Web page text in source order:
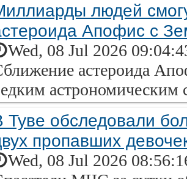
людей
Апофис с
Wed, 08 Jul 2026
астероида
астрономическим
Туве обследовали
пропавших
Wed, 08 Jul 2026